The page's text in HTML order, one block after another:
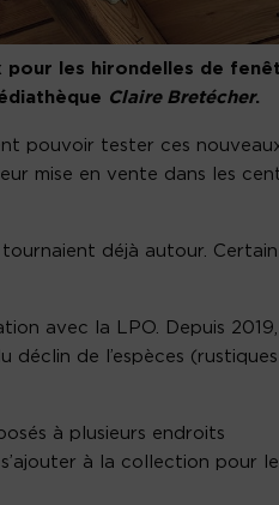
pour les hirondelles de
Claire Bretécher.
pouvoir tester ces
mise en vente dans les
déjà autour.
avec la LPO. Depuis
déclin de l’espèces
à plusieurs endroits
à la collection pour le